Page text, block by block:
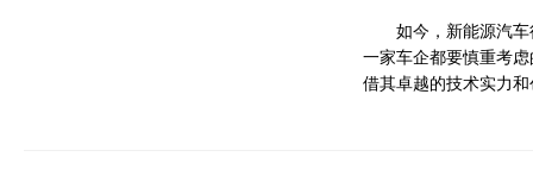
如今，新能源汽
一家车企都要慎重考
借其卓越的技术实力